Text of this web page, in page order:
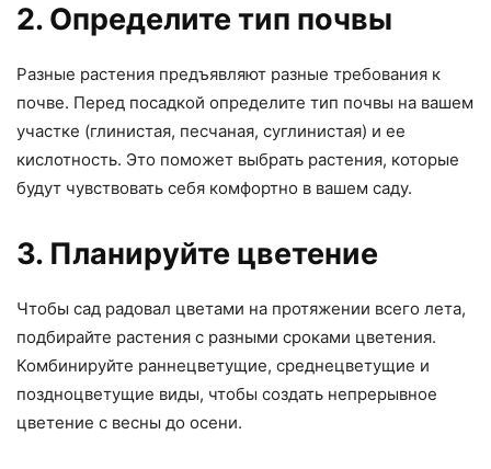
2. Определите тип почвы
Разные растения предъявляют разные требования к
почве. Перед посадкой определите тип почвы на вашем
участке (глинистая, песчаная, суглинистая) и ее
кислотность. Это поможет выбрать растения, которые
будут чувствовать себя комфортно в вашем саду.
3. Планируйте цветение
Чтобы сад радовал цветами на протяжении всего лета,
подбирайте растения с разными сроками цветения.
Комбинируйте раннецветущие, среднецветущие и
поздноцветущие виды, чтобы создать непрерывное
цветение с весны до осени.